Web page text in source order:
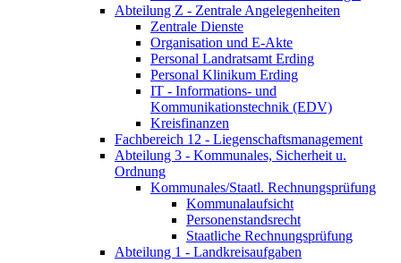
Abteilung Z - Zentrale Angelegenheiten
Zentrale Dienste
Organisation und E-Akte
Personal Landratsamt Erding
Personal Klinikum Erding
IT - Informations- und
Kommunikationstechnik (EDV)
Kreisfinanzen
Fachbereich 12 - Liegenschaftsmanagement
Abteilung 3 - Kommunales, Sicherheit u.
Ordnung
Kommunales/Staatl. Rechnungsprüfung
Kommunalaufsicht
Personenstandsrecht
Staatliche Rechnungsprüfung
Abteilung 1 - Landkreisaufgaben